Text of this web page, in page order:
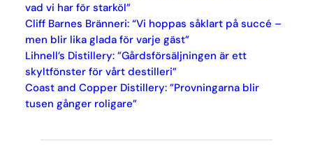
vad vi har för starköl”
Cliff Barnes Bränneri: “Vi hoppas såklart på succé –
men blir lika glada för varje gäst”
Lihnell’s Distillery: ”Gårdsförsäljningen är ett
skyltfönster för vårt destilleri”
Coast and Copper Distillery: ”Provningarna blir
tusen gånger roligare”